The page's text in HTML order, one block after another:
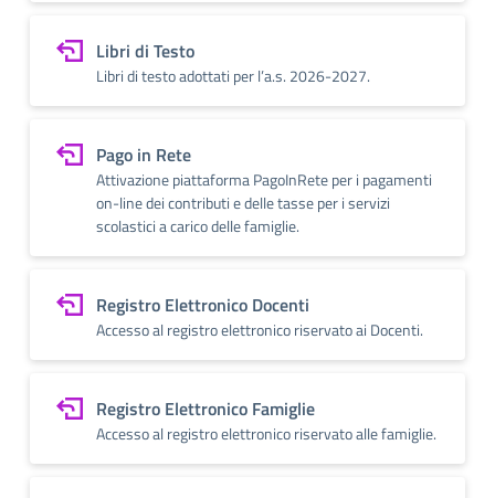
Libri di Testo
Libri di testo adottati per l’a.s. 2026-2027.
Pago in Rete
Attivazione piattaforma PagoInRete per i pagamenti
on-line dei contributi e delle tasse per i servizi
scolastici a carico delle famiglie.
Registro Elettronico Docenti
Accesso al registro elettronico riservato ai Docenti.
Registro Elettronico Famiglie
Accesso al registro elettronico riservato alle famiglie.